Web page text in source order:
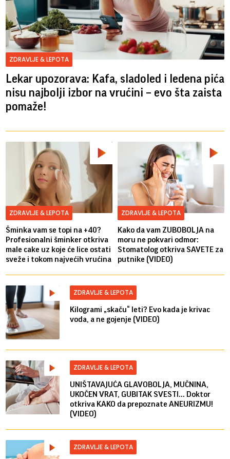
ZDRAVLJE & LEPOTA
Lekar upozorava: Kafa, sladoled i ledena pića
nisu najbolji izbor na vrućini – evo šta zaista
pomaže!
ZDRAVLJE & LEPOTA
Šminka vam se topi na +40?
Profesionalni šminker otkriva
male cake uz koje će lice ostati
sveže i tokom najvećih vrućina
ZDRAVLJE & LEPOTA
Kako da vam ZUBOBOLJA na
moru ne pokvari odmor:
Stomatolog otkriva SAVETE za
putnike (VIDEO)
ZDRAVLJE & LEPOTA
Kilogrami „skaču“ leti? Evo kada je krivac
voda, a ne gojenje (VIDEO)
ZDRAVLJE & LEPOTA
UNIŠTAVAJUĆA GLAVOBOLJA, MUČNINA,
UKOČEN VRAT, GUBITAK SVESTI... Doktor
otkriva KAKO da prepoznate ANEURIZMU!
(VIDEO)
ZDRAVLJE & LEPOTA